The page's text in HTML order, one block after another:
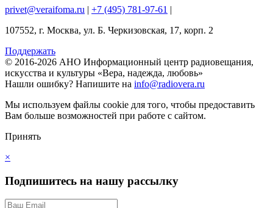
privet@veraifoma.ru | +7 (495) 781-97-61 |
107552, г. Москва, ул. Б. Черкизовская, 17, корп. 2
Поддержать
© 2016-2026 АНО Информационный центр радиовещания,
искусства и культуры «Вера, надежда, любовь»
Нашли ошибку? Напишите на info@radiovera.ru
Мы используем файлы cookie для того, чтобы предоставить
Вам больше возможностей при работе с сайтом.
Принять
×
Подпишитесь на нашу рассылку